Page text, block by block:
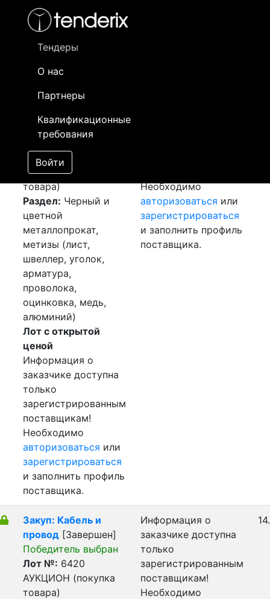
Тендеры
О нас
Партнеры
Квалификационные
требования
Войти
- активный лот
- сохраненный лот (не опубликован)
Закуп: Лист
холоднокатанный
[Завершен]
Лот №:6421
АУКЦИОН (покупка
товара)
Раздел: Черный и
цветной
металлопрокат,
метизы (лист,
швеллер, уголок,
арматура,
проволока,
оцинковка, медь,
алюминий)
Лот с открытой
ценой
Информация о
заказчике доступна
только
зарегистрированным
поставщикам!
Необходимо
авторизоваться или
зарегистрироваться
и заполнить профиль
поставщика.
Необходимо
авторизоваться или
зарегистрироваться
и заполнить профиль
поставщика.
Закуп: Кабель и
провод [Завершен]
Победитель выбран
Лот №: 6420
АУКЦИОН (покупка
товара)
Информация о
заказчике доступна
только
зарегистрированным
поставщикам!
Необходимо